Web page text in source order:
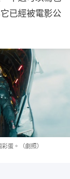
已經被電影公
蛋。（劇照）